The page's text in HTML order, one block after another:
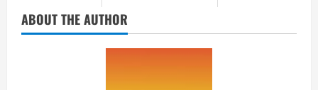
ABOUT THE AUTHOR